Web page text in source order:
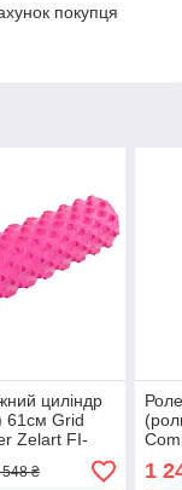
покупця
циліндр
61см Grid
Zelart FI-
в
₴ 1